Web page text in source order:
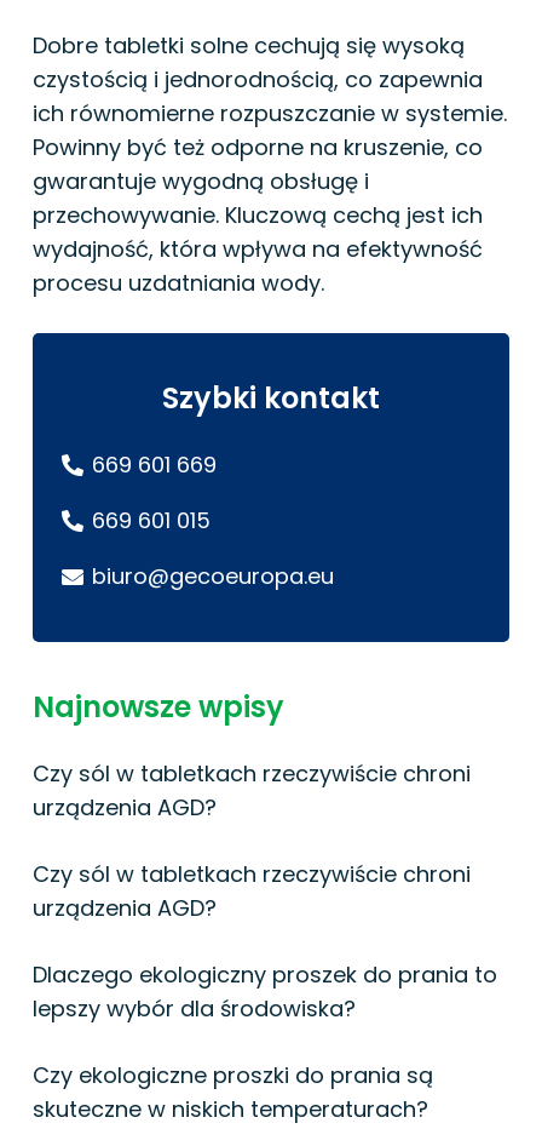
Dobre tabletki solne cechują się wysoką
czystością i jednorodnością, co zapewnia
ich równomierne rozpuszczanie w systemie.
Powinny być też odporne na kruszenie, co
gwarantuje wygodną obsługę i
przechowywanie. Kluczową cechą jest ich
wydajność, która wpływa na efektywność
procesu uzdatniania wody.
Szybki kontakt
669 601 669
669 601 015
biuro@gecoeuropa.eu
Najnowsze wpisy
Czy sól w tabletkach rzeczywiście chroni
urządzenia AGD?
Czy sól w tabletkach rzeczywiście chroni
urządzenia AGD?
Dlaczego ekologiczny proszek do prania to
lepszy wybór dla środowiska?
Czy ekologiczne proszki do prania są
skuteczne w niskich temperaturach?